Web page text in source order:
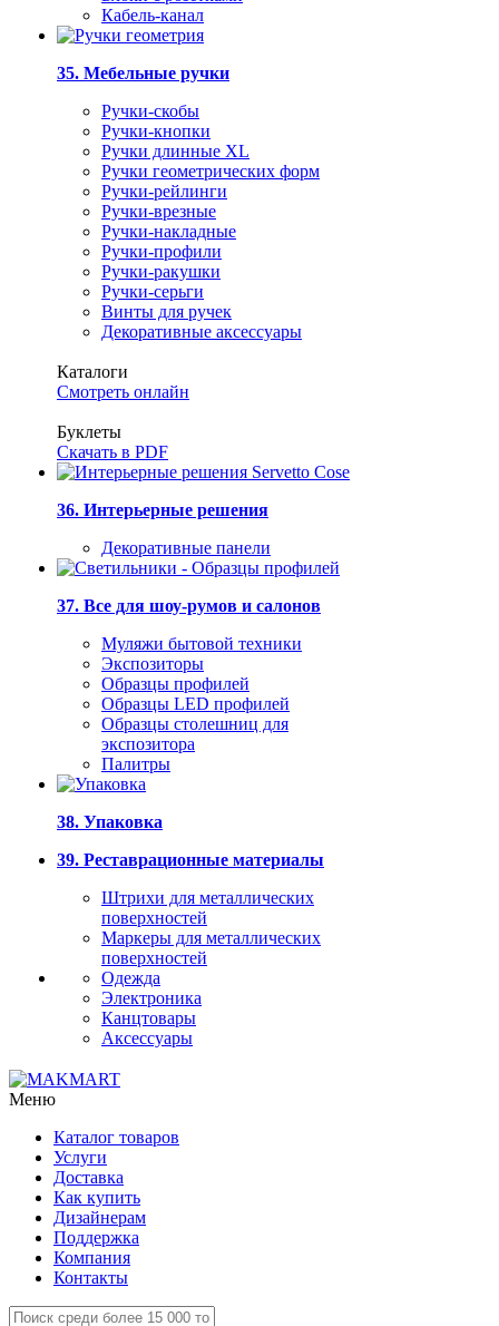
Кабель-канал
35. Мебельные ручки
Ручки-скобы
Ручки-кнопки
Ручки длинные XL
Ручки геометрических форм
Ручки-рейлинги
Ручки-врезные
Ручки-накладные
Ручки-профили
Ручки-ракушки
Ручки-серьги
Винты для ручек
Декоративные аксессуары
Каталоги
Смотреть онлайн
Буклеты
Скачать в PDF
36. Интерьерные решения
Декоративные панели
37. Все для шоу-румов и салонов
Муляжи бытовой техники
Экспозиторы
Образцы профилей
Образцы LED профилей
Образцы столешниц для
экспозитора
Палитры
38. Упаковка
39. Реставрационные материалы
Штрихи для металлических
поверхностей
Маркеры для металлических
поверхностей
Одежда
Электроника
Канцтовары
Аксессуары
Меню
Каталог товаров
Услуги
Доставка
Как купить
Дизайнерам
Поддержка
Компания
Контакты